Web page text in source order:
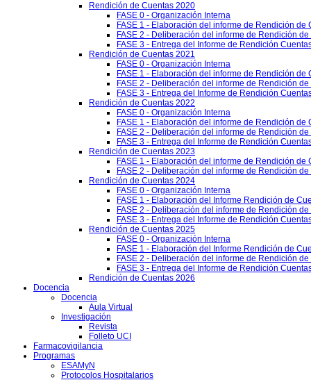
Rendición de Cuentas 2020
FASE 0 - Organización Interna
FASE 1 - Elaboración del informe de Rendición de
FASE 2 - Deliberación del informe de Rendición
FASE 3 - Entrega del Informe de Rendición
Rendición de Cuentas 2021
FASE 0 - Organización Interna
FASE 1 - Elaboración del informe de Rendición de
FASE 2 - Deliberación del informe de Rendición
FASE 3 - Entrega del Informe de Rendición
Rendición de Cuentas 2022
FASE 0 - Organización Interna
FASE 1 - Elaboración del informe de Rendición de
FASE 2 - Deliberación del informe de Rendición
FASE 3 - Entrega del Informe de Rendición
Rendición de Cuentas 2023
FASE 1 - Elaboración del informe de Rendición de
FASE 2 - Deliberación del informe de Rendición
Rendición de Cuentas 2024
FASE 0 - Organización Interna
FASE 1 - Elaboración del Informe Rendición de
FASE 2 - Deliberación del informe de Rendición
FASE 3 - Entrega del Informe de Rendición
Rendición de Cuentas 2025
FASE 0 - Organización Interna
FASE 1 - Elaboración del Informe Rendición de
FASE 2 - Deliberación del informe de Rendición
FASE 3 - Entrega del Informe de Rendición
Rendición de Cuentas 2026
Docencia
Docencia
Aula Virtual
Investigación
Revista
Folleto UCI
Farmacovigilancia
Programas
ESAMyN
Protocolos Hospitalarios